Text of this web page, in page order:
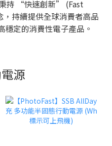
持 “快速創新” (Fast
持續提供全球消費者高品
穩定的消費性電子產品。
源